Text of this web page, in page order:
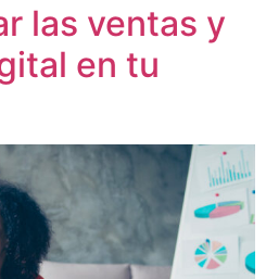
las ventas y
en tu